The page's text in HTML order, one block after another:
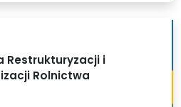
Restrukturyzacji i
Rolnictwa